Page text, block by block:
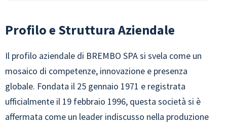
Profilo e Struttura Aziendale
Il profilo aziendale di BREMBO SPA si svela come un
mosaico di competenze, innovazione e presenza
globale. Fondata il 25 gennaio 1971 e registrata
ufficialmente il 19 febbraio 1996, questa società si è
affermata come un leader indiscusso nella produzione